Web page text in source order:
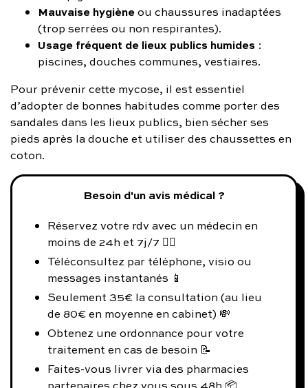
Mauvaise hygièneou chaussures inadaptées
(trop serrées ou non respirantes).
Usage fréquent de lieux publics humides :
piscines, douches communes, vestiaires.
Pour prévenir cette mycose, il est essentiel
d’adopter de bonnes habitudes comme porter des
sandales dans les lieux publics, bien sécher ses
pieds après la douche et utiliser des chaussettes en
coton.
Besoin d'un avis médical ?
Réservez votre rdv avec un médecin en
moins de 24h et 7j/7 👨‍⚕️
Téléconsultez par téléphone, visio ou
messages instantanés 📱
Seulement 35€ la consultation (au lieu
de 80€ en moyenne en cabinet) 💸
Obtenez une ordonnance pour votre
traitement en cas de besoin 📝
Faites-vous livrer via des pharmacies